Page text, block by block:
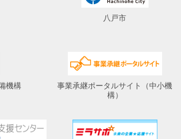
八戸市
機構
事業承継ポータルサイト（中小機
構）